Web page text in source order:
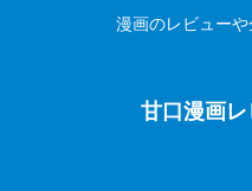
漫画のレビュー
甘口漫画